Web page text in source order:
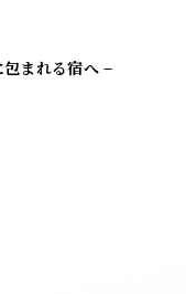
まれる宿へ –